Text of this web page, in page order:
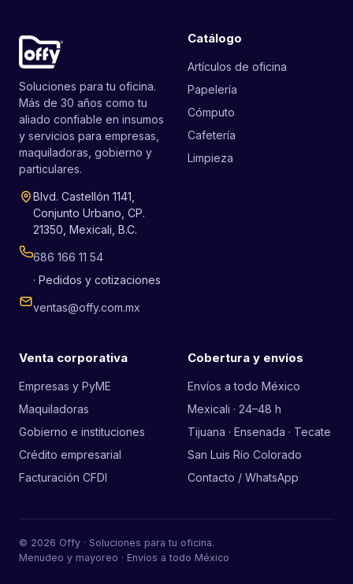
Soluciones para tu oficina.
Más de 30 años como tu
aliado confiable en insumos
y servicios para empresas,
maquiladoras, gobierno y
particulares.
Blvd. Castellón 1141,
Conjunto Urbano, CP.
21350, Mexicali, B.C.
686 166 11 54
· Pedidos y cotizaciones
ventas@offy.com.mx
Catálogo
Artículos de oficina
Papelería
Cómputo
Cafetería
Limpieza
Venta corporativa
Empresas y PyME
Maquiladoras
Gobierno e instituciones
Crédito empresarial
Facturación CFDI
Cobertura y envíos
Envíos a todo México
Mexicali · 24–48 h
Tijuana · Ensenada · Tecate
San Luis Río Colorado
Contacto / WhatsApp
© 2026 Offy · Soluciones para tu oficina.
Menudeo y mayoreo · Envíos a todo México